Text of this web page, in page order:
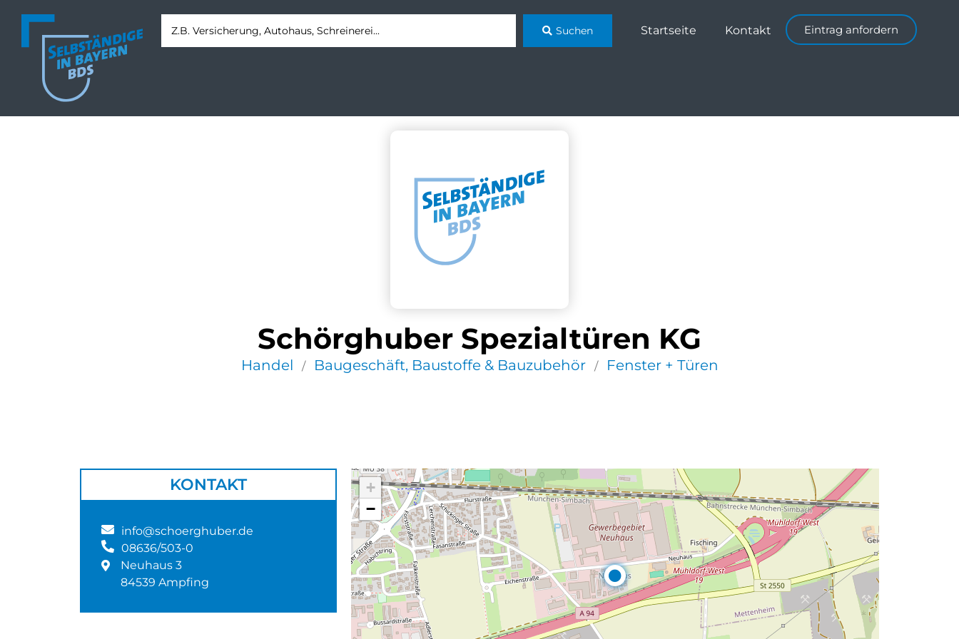
Suchen Startseite Kontakt Eintrag anfordern
Schörghuber Spezialtüren KG
Handel / Baugeschäft, Baustoffe & Bauzubehör / Fenster + Türen
KONTAKT
info@schoerghuber.de
08636/503-0
Neuhaus 3
84539 Ampfing
+
−